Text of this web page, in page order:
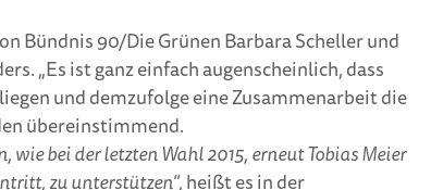
Bündnis 90/Die Grünen Barbara Scheller und
„Es ist ganz einfach augenscheinlich, dass
und demzufolge eine Zusammenarbeit die
übereinstimmend.
wie bei der letzten Wahl 2015, erneut Tobias Meier
zu unterstützen“, heißt es in der